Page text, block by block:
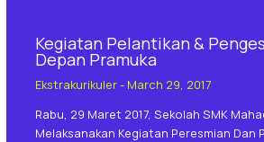
Kegiatan Pelantikan &
Depan Pramuka
Ekstrakurikuler- March 29, 2017
Rabu, 29 Maret 2017, Sekolah SMK
Melaksanakan Kegiatan Peresmian Dan